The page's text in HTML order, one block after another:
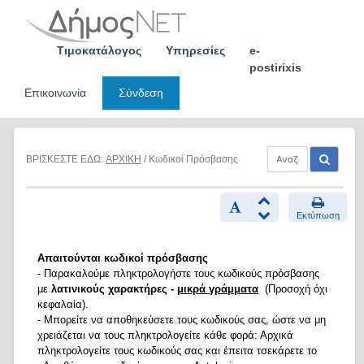
Τιμοκατάλογος Υπηρεσίες
e-
postirixis
Επικοινωνία
Σύνδεση
ΒΡΙΣΚΕΣΤΕ ΕΔΩ: ΑΡΧΙΚΗ / Κωδικοί Πρόσβασης
Εκτύπωση
Απαιτούνται κωδικοί πρόσβασης
- Παρακαλούμε πληκτρολογήστε τους κωδικούς πρόσβασης
με λατινικούς χαρακτήρες - μικρά γράμματα (Προσοχή όχι
κεφαλαία).
- Μπορείτε να αποθηκεύσετε τους κωδικούς σας, ώστε να μη
χρειάζεται να τους πληκτρολογείτε κάθε φορά: Αρχικά
πληκτρολογείτε τους κωδικούς σας και έπειτα τσεκάρετε το